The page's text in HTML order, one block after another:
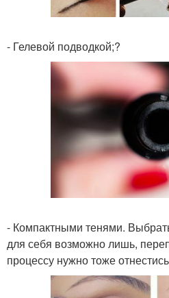
- Гелевой подводкой;?
- Компактными тенями.
для себя возможно лишь,
процессу нужно тоже